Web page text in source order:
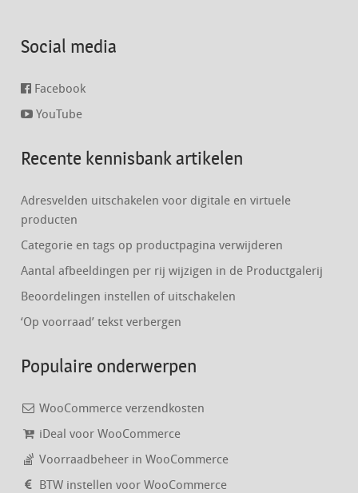
Social media
Facebook
YouTube
Recente kennisbank artikelen
Adresvelden uitschakelen voor digitale en virtuele
producten
Categorie en tags op productpagina verwijderen
Aantal afbeeldingen per rij wijzigen in de Productgalerij
Beoordelingen instellen of uitschakelen
‘Op voorraad’ tekst verbergen
Populaire onderwerpen
WooCommerce verzendkosten
iDeal voor WooCommerce
Voorraadbeheer in WooCommerce
BTW instellen voor WooCommerce